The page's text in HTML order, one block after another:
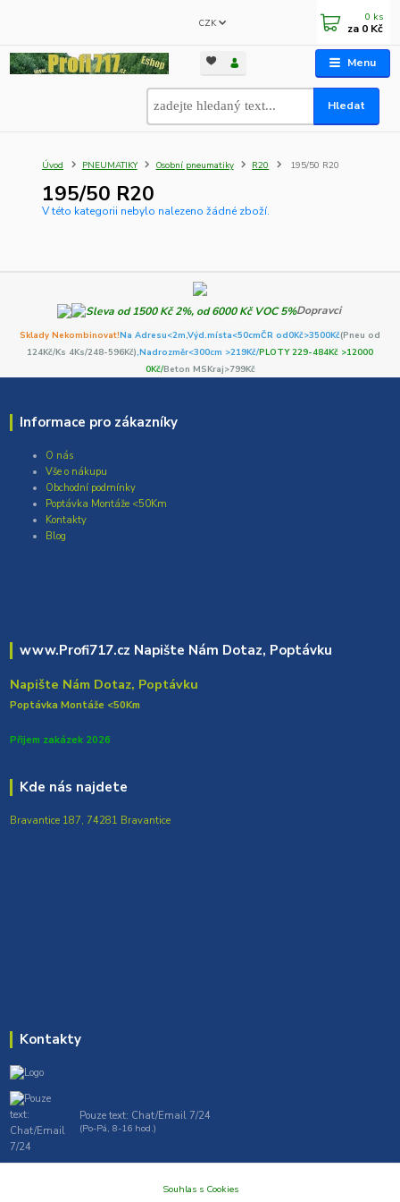
Menu
CZK
Hledat
0 ks
za 0 Kč
Úvod PNEUMATIKY Osobní pneumatiky R20 195/50 R20
195/50 R20
V této kategorii nebylo nalezeno žádné zboží.
Dopravci
Sklady Nekombinovat!Na Adresu<2m,Výd.místa<50cmČR od0Kč>3500Kč(Pneu od
124Kč/Ks 4Ks/248-596Kč),Nadrozměr<300cm >219Kč/PLOTY 229-484Kč >12000
0Kč/Beton MSKraj>799Kč
Informace pro zákazníky
O nás
Vše o nákupu
Obchodní podmínky
Poptávka Montáže <50Km
Kontakty
Blog
www.Profi717.cz Napište Nám Dotaz, Poptávku
Napište Nám Dotaz, Poptávku
Poptávka Montáže <50Km
Přijem zakázek 2026
Kde nás najdete
Bravantice 187, 74281 Bravantice
Kontakty
Pouze text: Chat/Email 7/24
(Po-Pá, 8-16 hod.)
Souhlas s Cookies